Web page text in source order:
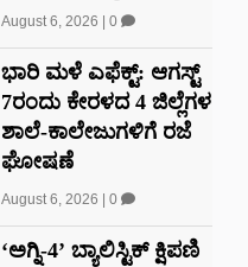
August 6, 2026 0
ಭಾರಿ ಮಳೆ ಎಫೆಕ್ಟ್: ಆಗಸ್ಟ್
7ರಂದು ಕೇರಳದ 4 ಜಿಲ್ಲೆಗಳ
ಶಾಲೆ-ಕಾಲೇಜುಗಳಿಗೆ ರಜೆ
ಘೋಷಣೆ
August 6, 2026 0
‘ಅಗ್ನಿ-4’ ಬ್ಯಾಲಿಸ್ಟಿಕ್ ಕ್ಷಿಪಣಿ